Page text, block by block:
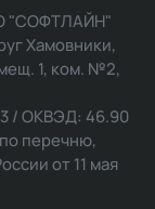
"СОФТЛАЙН"
Хамовники,
1, ком. №2,
/ ОКВЭД: 46.90
перечню,
от 11 мая